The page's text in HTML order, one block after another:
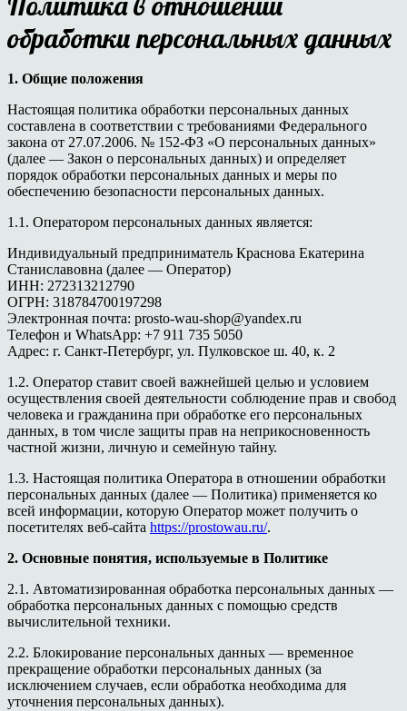
обработки персональных данных
1. Общие положения
Настоящая политика обработки персональных данных
составлена в соответствии с требованиями Федерального
закона от 27.07.2006. № 152-ФЗ «О персональных данных»
(далее — Закон о персональных данных) и определяет
порядок обработки персональных данных и меры по
обеспечению безопасности персональных данных.
1.1. Оператором персональных данных является:
Индивидуальный предприниматель Краснова Екатерина
Станиславовна (далее — Оператор)
ИНН: 272313212790
ОГРН: 318784700197298
Электронная почта: prosto-wau-shop@yandex.ru
Телефон и WhatsApp: +7 911 735 5050
Адрес: г. Санкт-Петербург, ул. Пулковское ш. 40, к. 2
1.2. Оператор ставит своей важнейшей целью и условием
осуществления своей деятельности соблюдение прав и свобод
человека и гражданина при обработке его персональных
данных, в том числе защиты прав на неприкосновенность
частной жизни, личную и семейную тайну.
1.3. Настоящая политика Оператора в отношении обработки
персональных данных (далее — Политика) применяется ко
всей информации, которую Оператор может получить о
посетителях веб-сайта https://prostowau.ru/.
2. Основные понятия, используемые в Политике
2.1. Автоматизированная обработка персональных данных —
обработка персональных данных с помощью средств
вычислительной техники.
2.2. Блокирование персональных данных — временное
прекращение обработки персональных данных (за
исключением случаев, если обработка необходима для
уточнения персональных данных).